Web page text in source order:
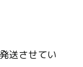
送させてい